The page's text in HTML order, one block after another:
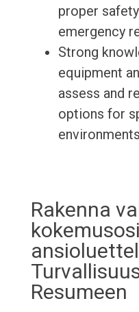
proper
emergency
Strong
equipment
assess and
options for
Rakenna
Resumeen